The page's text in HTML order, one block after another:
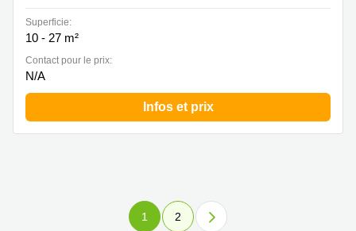
Superficie:
10 - 27 m²
Contact pour le prix:
N/A
Infos et prix
1 2